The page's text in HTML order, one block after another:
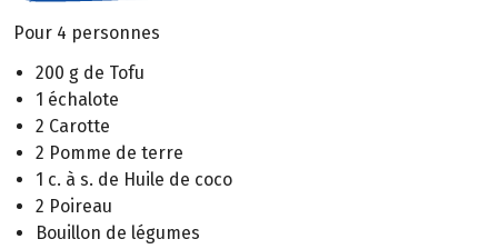
Pour 4 personnes
200 g de Tofu
1 échalote
2 Carotte
2 Pomme de terre
1 c. à s. de Huile de coco
2 Poireau
Bouillon de légumes